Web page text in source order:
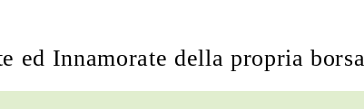
ed Innamorate della propria borsa